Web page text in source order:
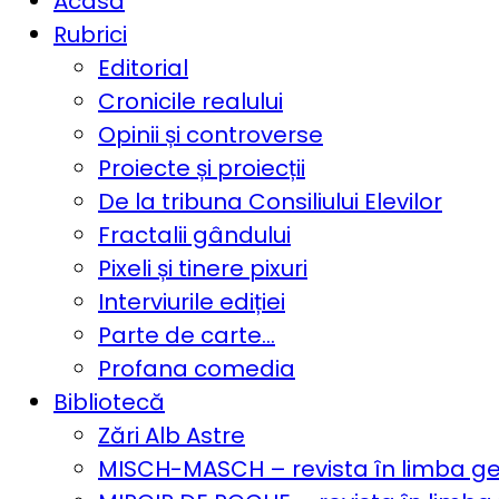
Rubrici
Editorial
Cronicile realului
Opinii și controverse
Proiecte și proiecții
De la tribuna Consiliului Elevilor
Fractalii gândului
Pixeli și tinere pixuri
Interviurile ediției
Parte de carte…
Profana comedia
Bibliotecă
Zări Alb Astre
MISCH-MASCH – revista în limba